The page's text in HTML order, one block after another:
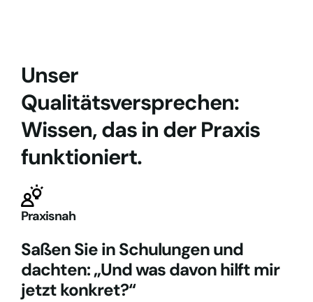
Unser
Qualitätsversprechen:
Wissen, das in der Praxis
funktioniert.
Praxisnah
Saßen Sie in Schulungen und
dachten: „Und was davon hilft mir
jetzt konkret?“